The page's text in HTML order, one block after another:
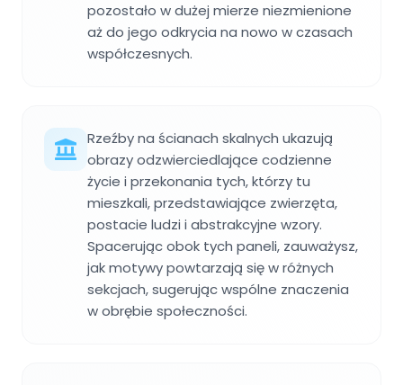
pozostało w dużej mierze niezmienione
aż do jego odkrycia na nowo w czasach
współczesnych.
Rzeźby na ścianach skalnych ukazują
obrazy odzwierciedlające codzienne
życie i przekonania tych, którzy tu
mieszkali, przedstawiające zwierzęta,
postacie ludzi i abstrakcyjne wzory.
Spacerując obok tych paneli, zauważysz,
jak motywy powtarzają się w różnych
sekcjach, sugerując wspólne znaczenia
w obrębie społeczności.